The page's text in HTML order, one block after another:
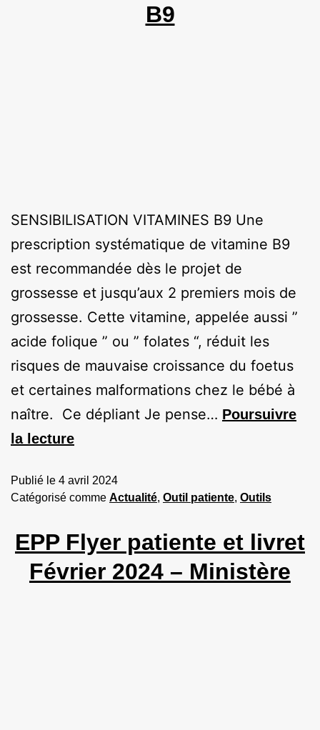
B9
SENSIBILISATION VITAMINES B9 Une
prescription systématique de vitamine B9
est recommandée dès le projet de
grossesse et jusqu’aux 2 premiers mois de
grossesse. Cette vitamine, appelée aussi ”
acide folique ” ou ” folates “, réduit les
risques de mauvaise croissance du foetus
et certaines malformations chez le bébé à
naître. Ce dépliant Je pense… Poursuivre
la lecture
Publié le 4 avril 2024
Catégorisé comme Actualité, Outil patiente, Outils
EPP Flyer patiente et livret
Février 2024 – Ministère